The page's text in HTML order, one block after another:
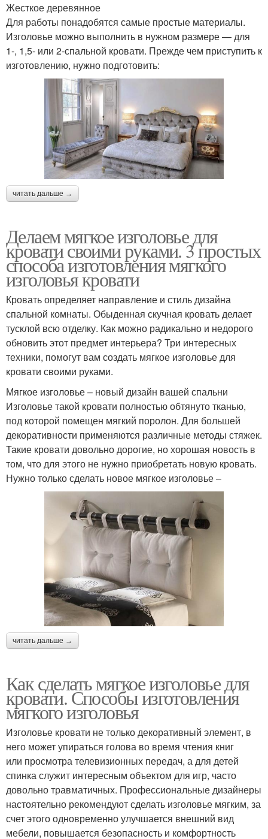
Жесткое деревянное
Для работы понадобятся самые простые материалы.
Изголовье можно выполнить в нужном размере — для
1-, 1,5- или 2-спальной кровати. Прежде чем приступить к
изготовлению, нужно подготовить:
читать дальше →
Делаем мягкое изголовье для
кровати своими руками. 3 простых
способа изготовления мягкого
изголовья кровати
Кровать определяет направление и стиль дизайна
спальной комнаты. Обыденная скучная кровать делает
тусклой всю отделку. Как можно радикально и недорого
обновить этот предмет интерьера? Три интересных
техники, помогут вам создать мягкое изголовье для
кровати своими руками.
Мягкое изголовье – новый дизайн вашей спальни
Изголовье такой кровати полностью обтянуто тканью,
под которой помещен мягкий поролон. Для большей
декоративности применяются различные методы стяжек.
Такие кровати довольно дорогие, но хорошая новость в
том, что для этого не нужно приобретать новую кровать.
Нужно только сделать новое мягкое изголовье –
читать дальше →
Как сделать мягкое изголовье для
кровати. Способы изготовления
мягкого изголовья
Изголовье кровати не только декоративный элемент, в
него может упираться голова во время чтения книг
или просмотра телевизионных передач, а для детей
спинка служит интересным объектом для игр, часто
довольно травматичных. Профессиональные дизайнеры
настоятельно рекомендуют сделать изголовье мягким, за
счет этого одновременно улучшается внешний вид
мебели, повышается безопасность и комфортность